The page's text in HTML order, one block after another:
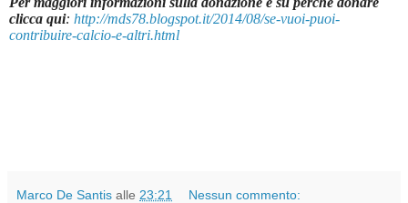
clicca qui: http://mds78.blogspot.it/2014/08/se-vuoi-puoi-
contribuire-calcio-e-altri.html
Marco De Santis alle 23:21 Nessun commento: